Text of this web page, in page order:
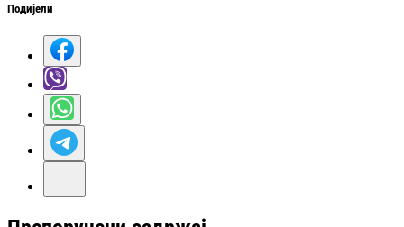
Подијели